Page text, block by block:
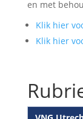
en met
Klik hier
Klik hier